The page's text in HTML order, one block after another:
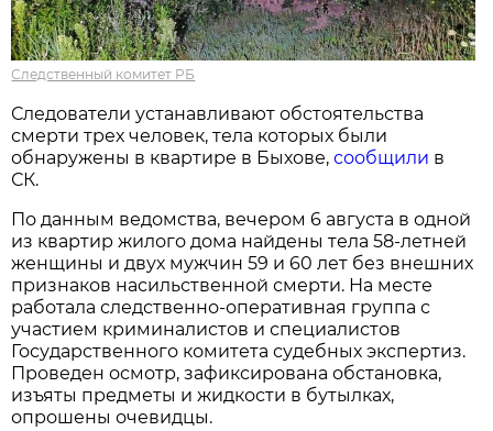
Следственный комитет РБ
Следователи устанавливают обстоятельства
смерти трех человек, тела которых были
обнаружены в квартире в Быхове,сообщили в
СК.
По данным ведомства, вечером 6 августа в одной
из квартир жилого дома найдены тела 58-летней
женщины и двух мужчин 59 и 60 лет без внешних
признаков насильственной смерти. На месте
работала следственно-оперативная группа с
участием криминалистов и специалистов
Государственного комитета судебных экспертиз.
Проведен осмотр, зафиксирована обстановка,
изъяты предметы и жидкости в бутылках,
опрошены очевидцы.